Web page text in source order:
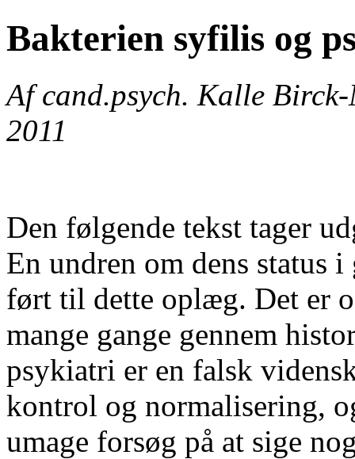
Bakterien syfilis og
Af cand.psych. Kalle
2011
Den følgende tekst tager
En undren om dens status
ført til dette oplæg. Det er
mange gange gennem
psykiatri er en falsk
kontrol og normalisering,
umage forsøg på at sige